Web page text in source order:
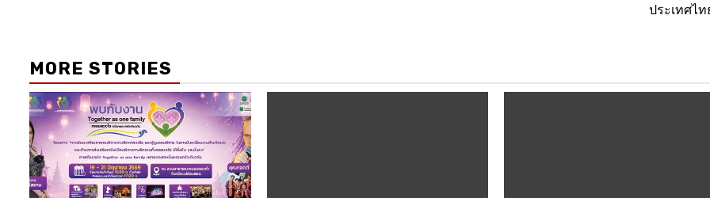
ประเทศไท
MORE STORIES